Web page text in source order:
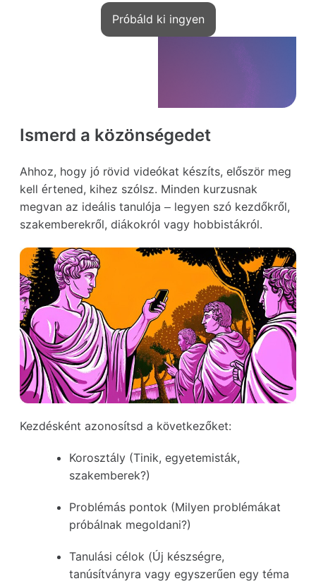
Próbáld ki ingyen
Ismerd a közönségedet
Ahhoz, hogy jó rövid videókat készíts, először meg
kell értened, kihez szólsz. Minden kurzusnak
megvan az ideális tanulója – legyen szó kezdőkről,
szakemberekről, diákokról vagy hobbistákról.
Kezdésként azonosítsd a következőket:
Korosztály (Tinik, egyetemisták,
szakemberek?)
Problémás pontok (Milyen problémákat
próbálnak megoldani?)
Tanulási célok (Új készségre,
tanúsítványra vagy egyszerűen egy téma